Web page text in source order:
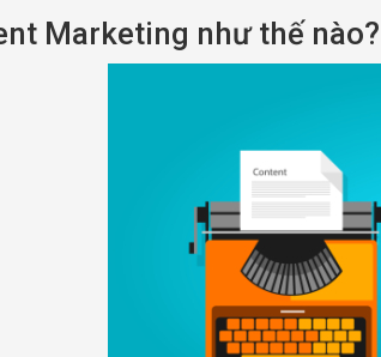
Marketing như thế